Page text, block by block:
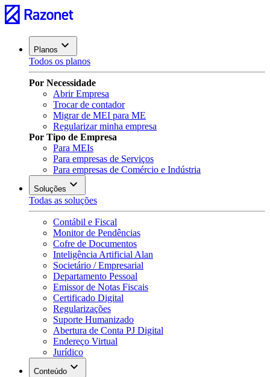
Planos
Todos os planos
Por Necessidade
Abrir Empresa
Trocar de contador
Migrar de MEI para ME
Regularizar minha empresa
Por Tipo de Empresa
Para MEIs
Para empresas de Serviços
Para empresas de Comércio e Indústria
Soluções
Todas as soluções
Contábil e Fiscal
Monitor de Pendências
Cofre de Documentos
Inteligência Artificial Alan
Societário / Empresarial
Departamento Pessoal
Emissor de Notas Fiscais
Certificado Digital
Regularizações
Suporte Humanizado
Abertura de Conta PJ Digital
Endereço Virtual
Jurídico
Conteúdo